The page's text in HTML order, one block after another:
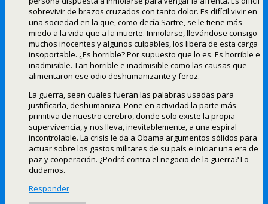
sobrevivir de brazos cruzados con tanto dolor. Es difícil vivir en
una sociedad en la que, como decía Sartre, se le tiene más
miedo a la vida que a la muerte. Inmolarse, llevándose consigo
muchos inocentes y algunos culpables, los libera de esta carga
insoportable. ¿Es horrible? Por supuesto que lo es. Es horrible e
inadmisible. Tan horrible e inadmisible como las causas que
alimentaron ese odio deshumanizante y feroz.
La guerra, sean cuales fueran las palabras usadas para
justificarla, deshumaniza. Pone en actividad la parte más
primitiva de nuestro cerebro, donde solo existe la propia
supervivencia, y nos lleva, inevitablemente, a una espiral
incontrolable. La crisis le da a Obama argumentos sólidos para
actuar sobre los gastos militares de su país e iniciar una era de
paz y cooperación. ¿Podrá contra el negocio de la guerra? Lo
dudamos.
Responder